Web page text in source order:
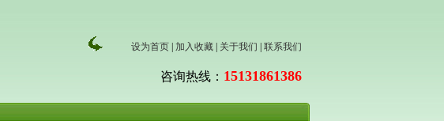
设为首页| 加入收藏| 关于我们 联系我们
咨询热线： 15131861386